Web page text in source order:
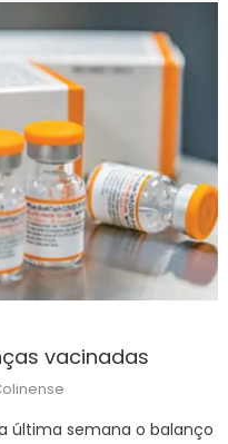
vacinadas
última semana o balanço